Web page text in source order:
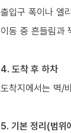
출입구 폭이나 엘
이동 중 흔들림과
4. 도착 후 하차
도착지에서는 벽/
5. 기본 정리(범위